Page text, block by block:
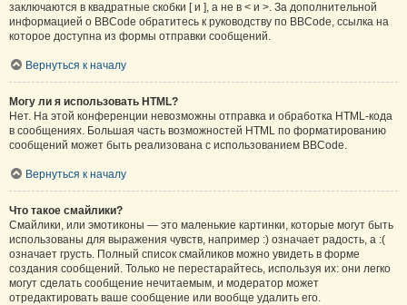
заключаются в квадратные скобки [ и ], а не в < и >. За дополнительной
информацией о BBCode обратитесь к руководству по BBCode, ссылка на
которое доступна из формы отправки сообщений.
Вернуться к началу
Могу ли я использовать HTML?
Нет. На этой конференции невозможны отправка и обработка HTML-кода
в сообщениях. Большая часть возможностей HTML по форматированию
сообщений может быть реализована с использованием BBCode.
Вернуться к началу
Что такое смайлики?
Смайлики, или эмотиконы — это маленькие картинки, которые могут быть
использованы для выражения чувств, например :) означает радость, а :(
означает грусть. Полный список смайликов можно увидеть в форме
создания сообщений. Только не перестарайтесь, используя их: они легко
могут сделать сообщение нечитаемым, и модератор может
отредактировать ваше сообщение или вообще удалить его.